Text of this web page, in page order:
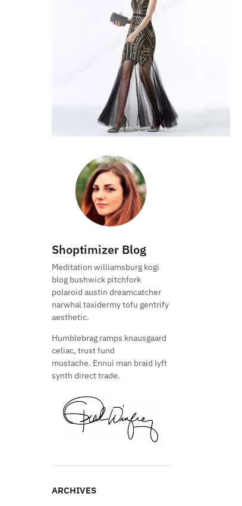
Shoptimizer Blog
Meditation williamsburg kogi
blog bushwick pitchfork
polaroid austin dreamcatcher
narwhal taxidermy tofu gentrify
aesthetic.
Humblebrag ramps knausgaard
celiac, trust fund
mustache. Ennui man braid lyft
synth direct trade.
ARCHIVES